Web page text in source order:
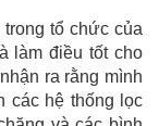
tổ chức của
làm điều tốt cho
ra rằng mình
các hệ thống lọc